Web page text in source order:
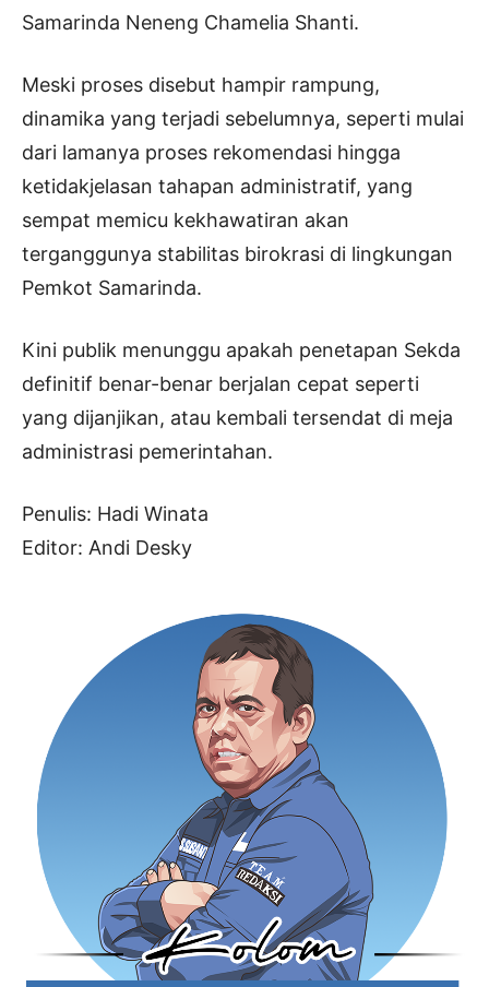
Samarinda Neneng Chamelia Shanti.
Meski proses disebut hampir rampung,
dinamika yang terjadi sebelumnya, seperti mulai
dari lamanya proses rekomendasi hingga
ketidakjelasan tahapan administratif, yang
sempat memicu kekhawatiran akan
terganggunya stabilitas birokrasi di lingkungan
Pemkot Samarinda.
Kini publik menunggu apakah penetapan Sekda
definitif benar-benar berjalan cepat seperti
yang dijanjikan, atau kembali tersendat di meja
administrasi pemerintahan.
Penulis: Hadi Winata
Editor: Andi Desky